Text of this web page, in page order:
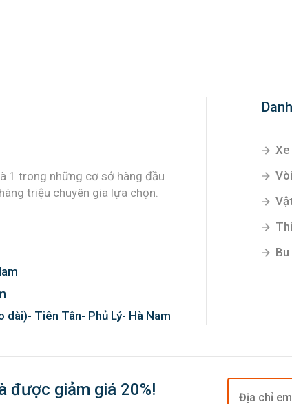
1 trong những cơ sở hàng đầu
triệu chuyên gia lựa chọn.
dài)- Tiên Tân- Phủ Lý- Hà Nam
Xe
được giảm giá 20%!